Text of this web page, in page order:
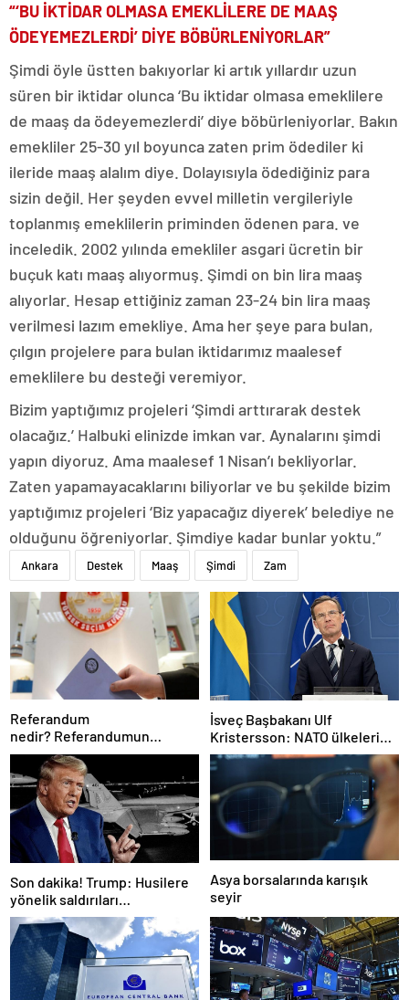
“‘BU İKTİDAR OLMASA EMEKLİLERE DE MAAŞ
ÖDEYEMEZLERDİ’ DİYE BÖBÜRLENİYORLAR”
Şimdi öyle üstten bakıyorlar ki artık yıllardır uzun
süren bir iktidar olunca ‘Bu iktidar olmasa emeklilere
de maaş da ödeyemezlerdi’ diye böbürleniyorlar. Bakın
emekliler 25-30 yıl boyunca zaten prim ödediler ki
ileride maaş alalım diye. Dolayısıyla ödediğiniz para
sizin değil. Her şeyden evvel milletin vergileriyle
toplanmış emeklilerin priminden ödenen para. ve
inceledik. 2002 yılında emekliler asgari ücretin bir
buçuk katı maaş alıyormuş. Şimdi on bin lira maaş
alıyorlar. Hesap ettiğiniz zaman 23-24 bin lira maaş
verilmesi lazım emekliye. Ama her şeye para bulan,
çılgın projelere para bulan iktidarımız maalesef
emeklilere bu desteği veremiyor.
Bizim yaptığımız projeleri ‘Şimdi arttırarak destek
olacağız.’ Halbuki elinizde imkan var. Aynalarını şimdi
yapın diyoruz. Ama maalesef 1 Nisan’ı bekliyorlar.
Zaten yapamayacaklarını biliyorlar ve bu şekilde bizim
yaptığımız projeleri ‘Biz yapacağız diyerek’ belediye ne
olduğunu öğreniyorlar. Şimdiye kadar bunlar yoktu.”
Ankara Destek Maaş Şimdi Zam
Referandum
nedir? Referandumun
yapılma nedenleri
İsveç Başbakanı Ulf
Kristersson: NATO ülkeleri
savunma harcamalarını
artıracak
Son dakika! Trump: Husilere
yönelik saldırıları
durduruyoruz
Asya borsalarında karışık
seyir